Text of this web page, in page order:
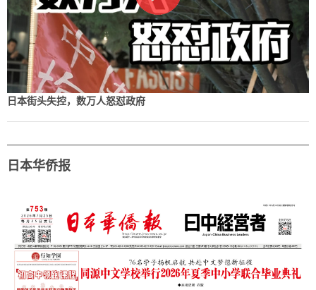
日本街头失控，数万人怒怼政府
日本华侨报